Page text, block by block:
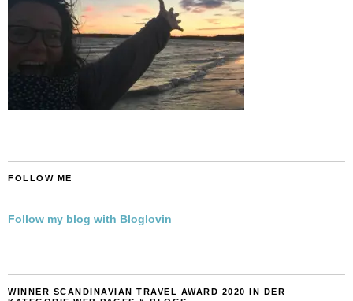
FOLLOW ME
Follow my blog with Bloglovin
WINNER SCANDINAVIAN TRAVEL AWARD 2020 IN DER